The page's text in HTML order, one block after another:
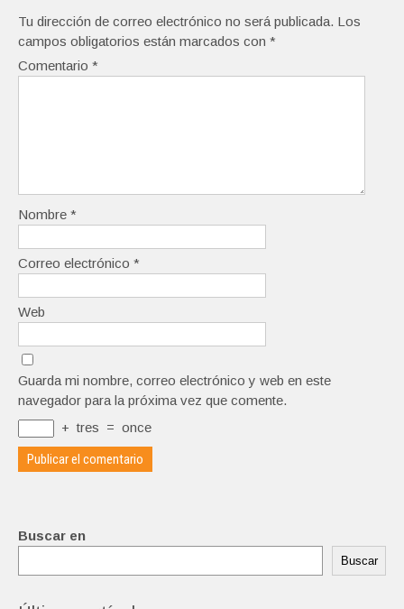
Tu dirección de correo electrónico no será publicada. Los
campos obligatorios están marcados con *
Comentario *
Nombre *
Correo electrónico *
Web
Guarda mi nombre, correo electrónico y web en este
navegador para la próxima vez que comente.
+ tres = once
Buscar en
Buscar